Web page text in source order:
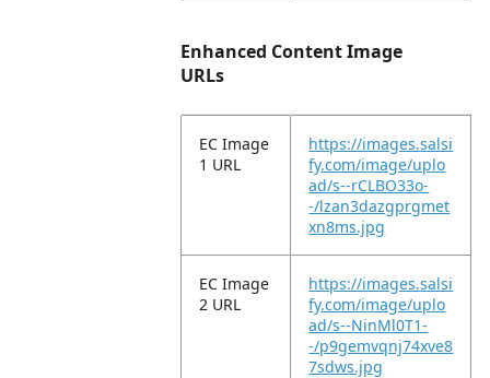
Enhanced Content Image
URLs
EC Image
1 URL
https://images.salsi
fy.com/image/uplo
ad/s--rCLBO33o-
-/lzan3dazgprgmet
xn8ms.jpg
EC Image
2 URL
https://images.salsi
fy.com/image/uplo
ad/s--NinMl0T1-
-/p9gemvqnj74xve8
7sdws.jpg